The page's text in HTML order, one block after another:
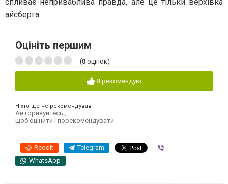
айсберга.
Оцініть першим
(0 оцінок)
Я рекомендую
Ніхто ще не рекомендував
Авторизуйтесь ,
щоб оцінити і порекомендувати
Reddit Telegram
WhatsApp